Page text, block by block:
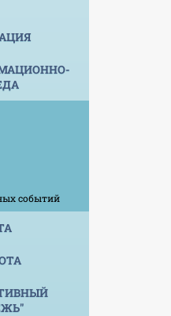
событий